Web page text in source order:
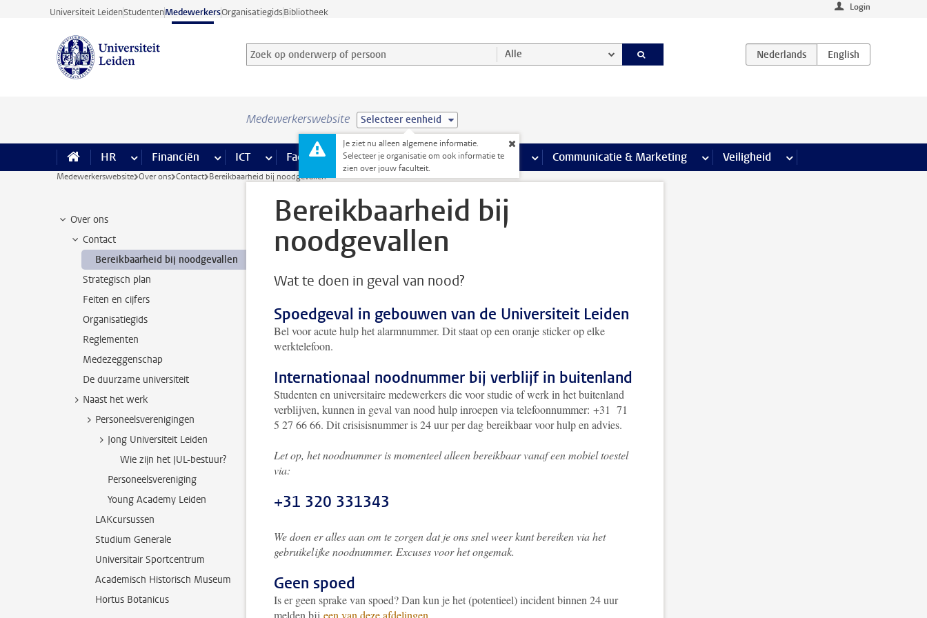
Ga direct naar de inhoud
Universiteit LeidenStudentenMedewerkersOrganisatiegidsBibliotheek Login
Zoek op onderwerp of persoon en selecteer categorie
Zoekterm Alle
Medewerkerswebsite Selecteer eenheid
Je ziet nu alleen algemene informatie.
Selecteer je organisatie om ook informatie te
zien over jouw faculteit.
HR meer HR pagina’s
Financiën meer Financiën pagina’s
ICT meer ICT pagina’s
Faciliteiten meer Faciliteiten pagina’s
Onderwijs meer Onderwijs pagina’s
Onderzoek meer Onderzoek pagina’s
Communicatie & Marketing meer Communicatie & Marketing pagina’s
Veiligheid meer Veiligheid pagina’s
Medewerkerswebsite Over ons Contact Bereikbaarheid bij noodgevallen
Over ons
Contact
Bereikbaarheid bij noodgevallen
Strategisch plan
Feiten en cijfers
Organisatiegids
Reglementen
Medezeggenschap
De duurzame universiteit
Naast het werk
Personeelsverenigingen
Jong Universiteit Leiden
Wie zijn het JUL-bestuur?
Personeelsvereniging
Young Academy Leiden
LAKcursussen
Studium Generale
Universitair Sportcentrum
Academisch Historisch Museum
Hortus Botanicus
Bereikbaarheid bij
noodgevallen
Wat te doen in geval van nood?
Spoedgeval in gebouwen van de Universiteit Leiden
Bel voor acute hulp het alarmnummer. Dit staat op een oranje sticker op elke
werktelefoon.
Internationaal noodnummer bij verblijf in buitenland
Studenten en universitaire medewerkers die voor studie of werk in het buitenland
verblijven, kunnen in geval van nood hulp inroepen via telefoonnummer: +31 71
5 27 66 66. Dit crisisisnummer is 24 uur per dag bereikbaar voor hulp en advies.
Let op, het noodnummer is momenteel alleen bereikbaar vanaf een mobiel toestel
via:
+31 320 331343
We doen er alles aan om te zorgen dat je ons snel weer kunt bereiken via het
gebruikelijke noodnummer. Excuses voor het ongemak.
Geen spoed
Is er geen sprake van spoed? Dan kun je het (potentieel) incident binnen 24 uur
melden bij een van deze afdelingen